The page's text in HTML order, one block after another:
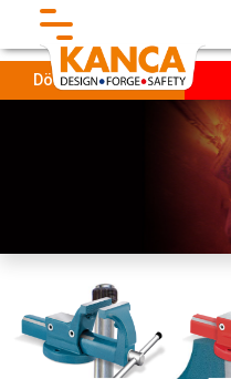
SOSYAL PROJELERİMİZ
Sürdürülebilirlik
Dövme Parçalar